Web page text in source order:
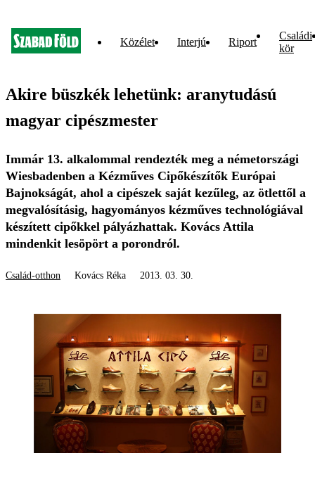
Közélet Interjú Riport
Családi
kör
Akire büszkék lehetünk: aranytudású
magyar cipészmester
Immár 13. alkalommal rendezték meg a németországi
Wiesbadenben a Kézműves Cipőkészítők Európai
Bajnokságát, ahol a cipészek saját kezűleg, az ötlettől a
megvalósításig, hagyományos kézműves technológiával
készített cipőkkel pályázhattak. Kovács Attila
mindenkit lesöpört a porondról.
Család-otthon Kovács Réka 2013. 03. 30.